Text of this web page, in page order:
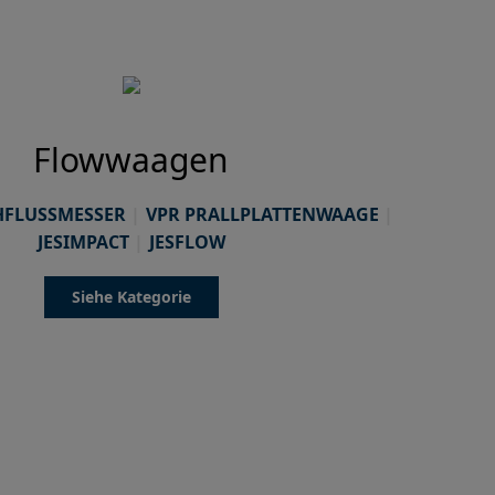
Flowwaagen
VPR PRALLPLATTENWAAGE
JESIMPACT
JESFLOW
Siehe Kategorie